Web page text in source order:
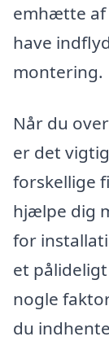
emhætte af
have
montering.
Når du
er det
forskellige
hjælpe dig
for
et
nogle
du